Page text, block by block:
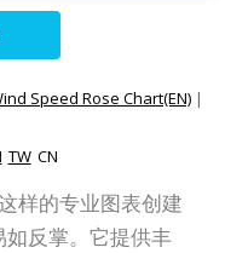
Speed Rose Chart(EN) |
TW CN
样的专业图表创建
反掌。它提供丰